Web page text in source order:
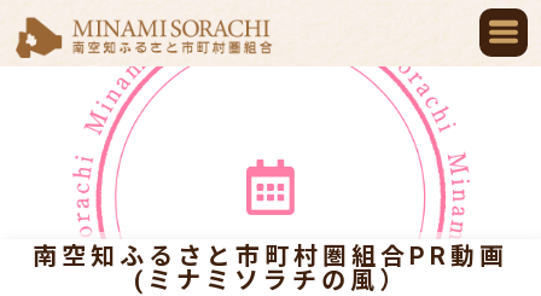
南空知ふるさと市町村圏組合PR動画
(ミナミソラチの風）